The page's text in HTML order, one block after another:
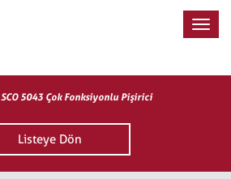
SCO 5043 Çok Fonksiyonlu Pişirici
Listeye Dön